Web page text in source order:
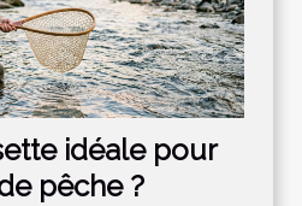
idéale pour
pêche ?